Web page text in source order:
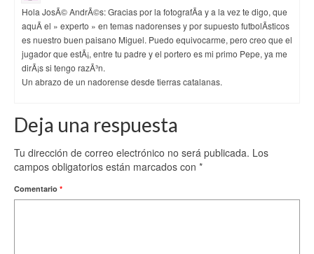
Hola JosÃ© AndrÃ©s: Gracias por la fotografÃ­a y a la vez te digo, que
aquÃ­ el » experto » en temas nadorenses y por supuesto futbolÃ­sticos
es nuestro buen paisano Miguel. Puedo equivocarme, pero creo que el
jugador que estÃ¡, entre tu padre y el portero es mi primo Pepe, ya me
dirÃ¡s si tengo razÃ³n.
Un abrazo de un nadorense desde tierras catalanas.
Deja una respuesta
Tu dirección de correo electrónico no será publicada. Los
campos obligatorios están marcados con *
Comentario *